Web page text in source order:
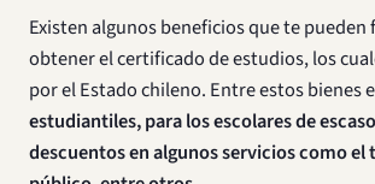
Existen algunos beneficios que te pueden
obtener el certificado de estudios, los
por el Estado chileno. Entre estos bienes
estudiantiles, para los escolares de
descuentos en algunos servicios como